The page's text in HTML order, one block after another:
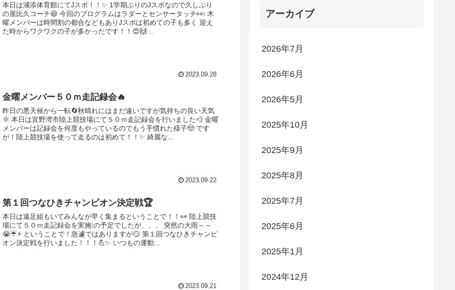
本日は浦添体育館にてJスポ！！✨ 1学期ぶりのJスポなので久しぶり
の屋比久コーチ😆 今回のプログラムはラダーとセンサータッチ👀❕ 木
曜メンバーは時間割の都合などもありJスポは初めての子も多く 迎え
た時からワクワクの子が多かったです！！😍🙌 ...
2023.09.28
金曜メンバー５０ｍ走記録会🔥
昨日の悪天候から一転🔄秋晴れにはまだ遠いですが気持ちの良い天気
🌞 本日は宜野湾市陸上競技場にて５０ｍ走記録会を行いました💨 金曜
メンバーは記録会を何度もやっているのでもう手慣れた様子🤠 です
が！陸上競技場を使って走るのは初めて！！✨ 綺麗な...
2023.09.22
第１回つなひきチャンピオン決定戦🏆
本日は遠足組もいてみんなが早く集まるということで！！👀 陸上競技
場にて５０ｍ走記録会を実施❕の予定でしたが、、、 突然の大雨～～
😭☔⚡ ということで！急遽ではありますが😏 第１回つなひきチャンピ
オン決定戦を行いました！！！💪✨ いつもの運動...
2023.09.21
アーカイブ
2026年7月
2026年6月
2026年5月
2025年10月
2025年9月
2025年8月
2025年7月
2025年6月
2025年1月
2024年12月